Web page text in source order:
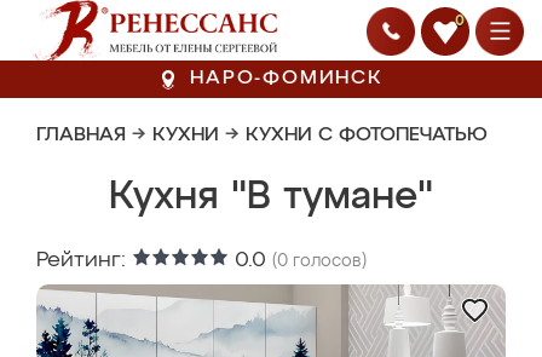
0
НАРО-ФОМИНСК
ГЛАВНАЯ → КУХНИ → КУХНИ С ФОТОПЕЧАТЬЮ
Кухня "В тумане"
Рейтинг: 0.0 (0 голосов)